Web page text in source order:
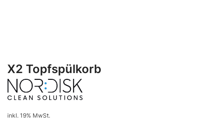
X2 Topfspülkorb
inkl. 19% MwSt.